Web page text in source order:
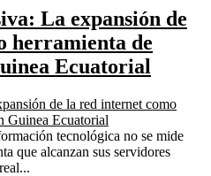
La expansión de
herramienta de
Ecuatorial
tecnológica no se mide
que alcanzan sus servidores